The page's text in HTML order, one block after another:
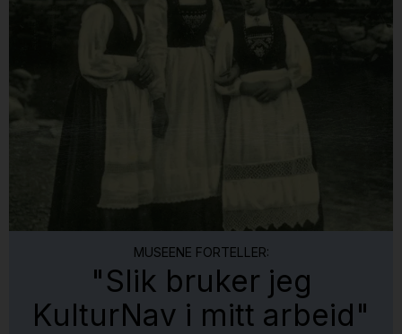
MUSEENE FORTELLER:
"Slik bruker jeg
KulturNav i mitt arbeid"